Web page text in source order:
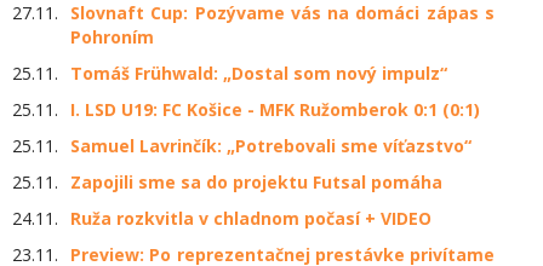
27.11.
Slovnaft Cup: Pozývame vás na domáci zápas s
Pohroním
25.11.
Tomáš Frühwald: „Dostal som nový impulz“
25.11.
I. LSD U19: FC Košice - MFK Ružomberok 0:1 (0:1)
25.11.
Samuel Lavrinčík: „Potrebovali sme víťazstvo“
25.11.
Zapojili sme sa do projektu Futsal pomáha
24.11.
Ruža rozkvitla v chladnom počasí + VIDEO
23.11.
Preview: Po reprezentačnej prestávke privítame